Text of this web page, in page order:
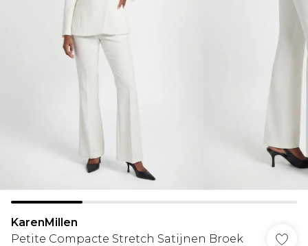
KarenMillen
Petite Compacte Stretch Satijnen Broek